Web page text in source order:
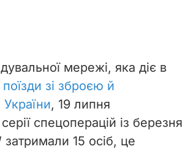
мережі, яка діє в
зі зброєю й
, 19 липня
спецоперацій із березня
15 осіб, це